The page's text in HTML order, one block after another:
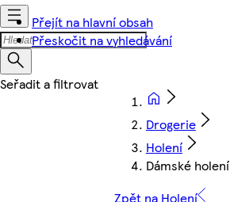
Přejít na hlavní obsah
Přeskočit na vyhledávání
Drogerie
Holení
Dámské holení
Zpět na Holení